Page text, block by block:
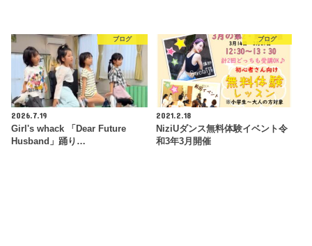
ブログ
2026.7.19
Girl's whack 「Dear Future
Husband」踊り…
ブログ
2021.2.18
NiziUダンス無料体験イベント令
和3年3月開催